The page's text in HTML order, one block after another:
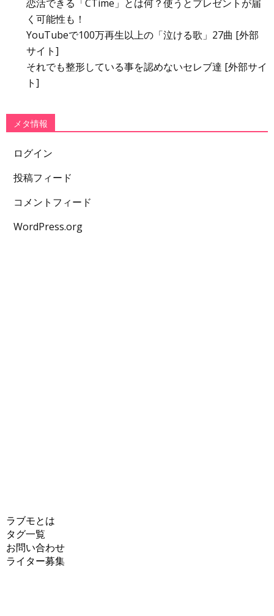
恋活できる「CTime」とは何？使うとプレゼントが届
く可能性も！
YouTubeで100万再生以上の「泣ける歌」27曲 [外部
サイト]
それでも整形している事を認めないセレブ達 [外部サイ
ト]
メタ情報
ログイン
投稿フィード
コメントフィード
WordPress.org
ラブモとは
タグ一覧
お問い合わせ
ライター募集